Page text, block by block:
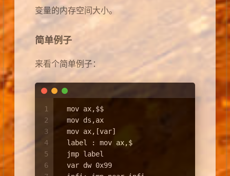
变量的内存空间大小。
简单例子
来看个简单例子：
1
2
3
4
5
6
  mov ax,$$
  mov ds,ax
  mov ax,[var]
  label : mov ax,$
  jmp label
  var dw 0x99